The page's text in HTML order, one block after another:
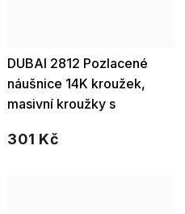
DUBAI 2812 Pozlacené
náušnice 14K kroužek,
masivní kroužky s
Ellami
301 Kč